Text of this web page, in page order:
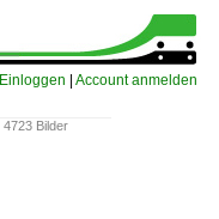
Einloggen Account anmelden
4723 Bilder